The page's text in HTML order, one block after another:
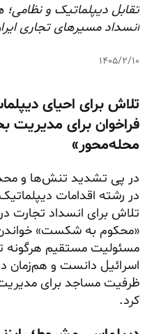
تقابل دیپلماتیک و
انسداد مسیرهای تجاری
۱۴۰۵/۲/۱۰
تلاش برای احیای
فراخوان برای مدیریت
محله‌محور»
در پی تشدید تنش‌ها و
در رشته اقدامات
تلاش برای انسداد تجارت
«محکوم به شکست» خواندن
مسئولیت مستقیم هرگونه
اسرائیل دانست و هم‌زمان
ظرفیت مساجد برای
کرد.